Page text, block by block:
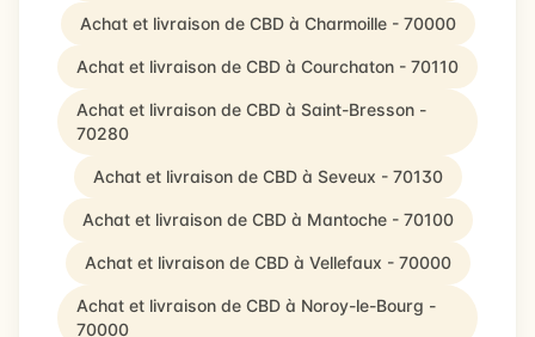
Achat et livraison de CBD à Charmoille - 70000
Achat et livraison de CBD à Courchaton - 70110
Achat et livraison de CBD à Saint-Bresson -
70280
Achat et livraison de CBD à Seveux - 70130
Achat et livraison de CBD à Mantoche - 70100
Achat et livraison de CBD à Vellefaux - 70000
Achat et livraison de CBD à Noroy-le-Bourg -
70000